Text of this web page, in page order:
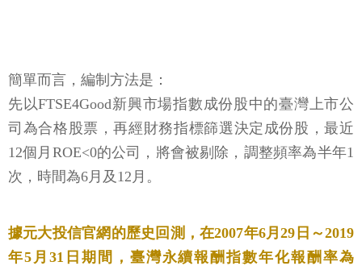
簡單而言，編制方法是：
先以FTSE4Good新興市場指數成份股中的臺灣上市公
司為合格股票，再經財務指標篩選決定成份股，最近
12個月ROE<0的公司，將會被剔除，調整頻率為半年1
次，時間為6月及12月。
據元大投信官網的歷史回測，在2007年6月29日～2019
年5月31日期間，臺灣永續報酬指數年化報酬率為